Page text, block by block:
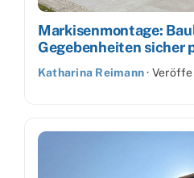
Markisenmontage:
Gegebenheiten sicher
Katharina Reimann·